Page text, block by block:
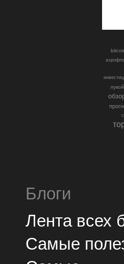
Блоги
Лента всех
Самые